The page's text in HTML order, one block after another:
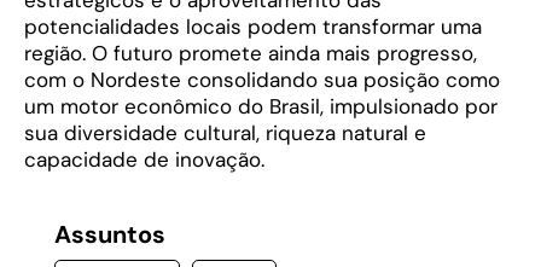
potencialidades locais podem transformar uma
região. O futuro promete ainda mais progresso,
com o Nordeste consolidando sua posição como
um motor econômico do Brasil, impulsionado por
sua diversidade cultural, riqueza natural e
capacidade de inovação.
Assuntos